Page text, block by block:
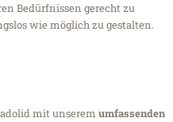
Bedürfnissen gerecht zu
wie möglich zu gestalten.
mit unserem umfassenden